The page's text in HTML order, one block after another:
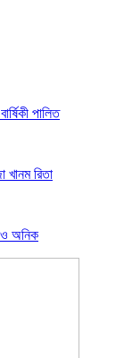
পালিত
খানম রিতা
অনিক